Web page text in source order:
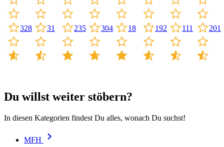
328 31 235 304 18 192 111 201
Du willst weiter stöbern?
In diesen Kategorien findest Du alles, wonach Du suchst!
MFH